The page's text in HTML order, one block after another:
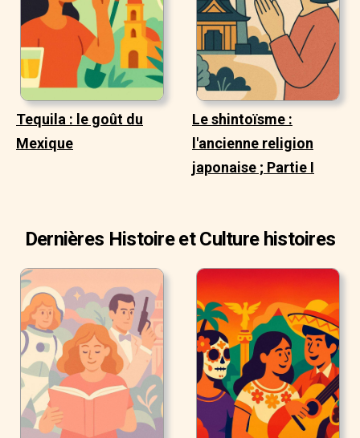
Tequila : le goût du
Mexique
Le shintoïsme :
l'ancienne religion
japonaise ; Partie I
Dernières Histoire et Culture histoires